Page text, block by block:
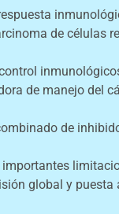
de células
de manejo del
de
global y puesta